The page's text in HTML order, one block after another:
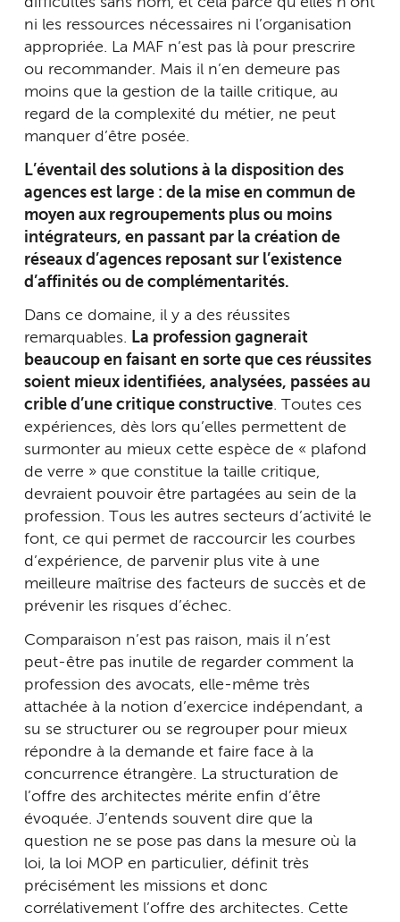
ni les ressources nécessaires ni l’organisation
appropriée. La MAF n’est pas là pour prescrire
ou recommander. Mais il n’en demeure pas
moins que la gestion de la taille critique, au
regard de la complexité du métier, ne peut
manquer d’être posée.
L’éventail des solutions à la disposition des
agences est large : de la mise en commun de
moyen aux regroupements plus ou moins
intégrateurs, en passant par la création de
réseaux d’agences reposant sur l’existence
d’affinités ou de complémentarités.
Dans ce domaine, il y a des réussites
remarquables. La profession gagnerait
beaucoup en faisant en sorte que ces réussites
soient mieux identifiées, analysées, passées au
crible d’une critique constructive. Toutes ces
expériences, dès lors qu’elles permettent de
surmonter au mieux cette espèce de « plafond
de verre » que constitue la taille critique,
devraient pouvoir être partagées au sein de la
profession. Tous les autres secteurs d’activité le
font, ce qui permet de raccourcir les courbes
d’expérience, de parvenir plus vite à une
meilleure maîtrise des facteurs de succès et de
prévenir les risques d’échec.
Comparaison n’est pas raison, mais il n’est
peut-être pas inutile de regarder comment la
profession des avocats, elle-même très
attachée à la notion d’exercice indépendant, a
su se structurer ou se regrouper pour mieux
répondre à la demande et faire face à la
concurrence étrangère. La structuration de
l’offre des architectes mérite enfin d’être
évoquée. J’entends souvent dire que la
question ne se pose pas dans la mesure où la
loi, la loi MOP en particulier, définit très
précisément les missions et donc
corrélativement l’offre des architectes. Cette